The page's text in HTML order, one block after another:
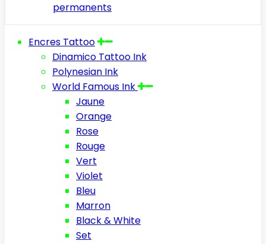
permanents
Encres Tattoo
Dinamico Tattoo Ink
Polynesian Ink
World Famous Ink
Jaune
Orange
Rose
Rouge
Vert
Violet
Bleu
Marron
Black & White
Set